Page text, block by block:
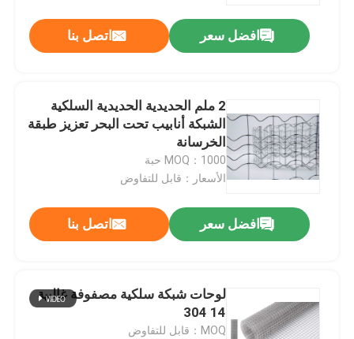
المنزل
افضل سعر اتصل بنا
2 ملم الحديدية الحديدية السلكية
الشبكة أنابيب تحت البحر تعزيز طبقة
الخرسانة
MOQ：1000 حبة
الأسعار：قابل للتفاوض
افضل سعر اتصل بنا
لوحات شبكة سلكية مصفوفة غالبية
14 304
MOQ：قابل للتفاوض